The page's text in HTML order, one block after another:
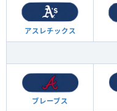
アスレチックス
ブレーブス